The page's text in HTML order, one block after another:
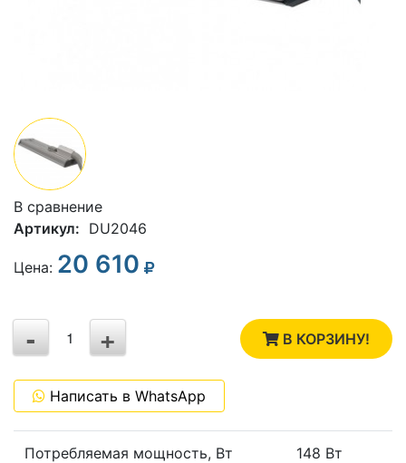
В сравнение
Артикул: DU2046
Цена: 20 610
3
1
-1
+
- В КОРЗИНУ!
Написать в WhatsApp
Потребляемая мощность, Вт 148 Вт